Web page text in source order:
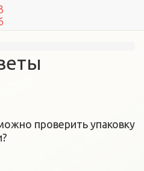
проверить упаковку